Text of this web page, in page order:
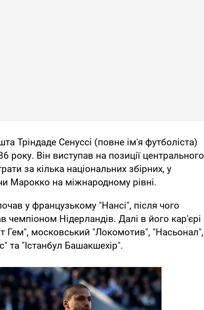
Тріндаде Сенуссі (повне ім'я футболіста)
року. Він виступав на позиції центрального
за кілька національних збірних, у
Марокко на міжнародному рівні.
у французькому "Нансі", після чого
чемпіоном Нідерландів. Далі в його кар'єрі
Гем", московський "Локомотив", "Насьонал",
та "Істанбул Башакшехір".